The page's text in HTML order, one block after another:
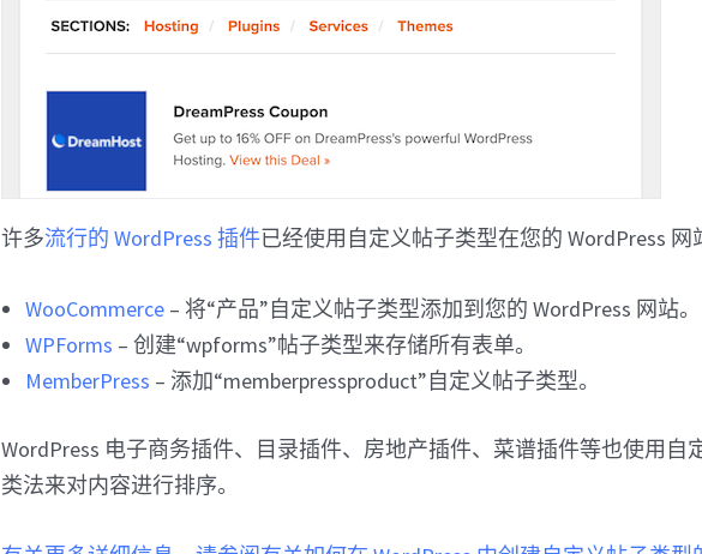
许多流行的 WordPress 插件已经使用自定义帖子类型在您的 WordPress 网
WooCommerce – 将“产品”自定义帖子类型添加到您的 WordPress 网站。
WPForms – 创建“wpforms”帖子类型来存储所有表单。
MemberPress – 添加“memberpressproduct”自定义帖子类型。
WordPress 电子商务插件、目录插件、房地产插件、菜谱插件等也使用自
类法来对内容进行排序。